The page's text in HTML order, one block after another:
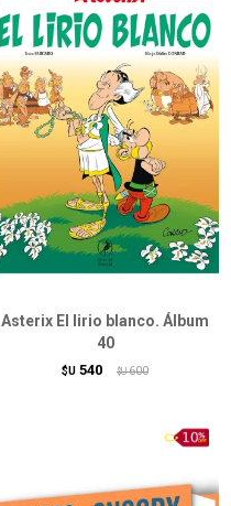
Asterix El lirio blanco. Álbum
40
$U 540 $U 600